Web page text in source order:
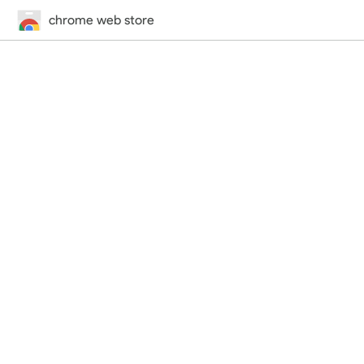
chrome web store